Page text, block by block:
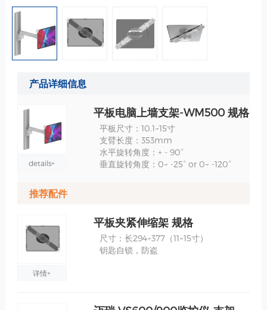
产品详细信息
details+
平板电脑上墙支架-WM500 规格
平板尺寸：10.1~15寸
支臂长度：353mm
水平旋转角度：+ - 90°
垂直旋转角度：0~ -25° or 0~ -120°
推荐配件
详情+
平板夹紧伸缩架 规格
尺寸：长294~377（11~15寸）
钥匙自锁，防盗